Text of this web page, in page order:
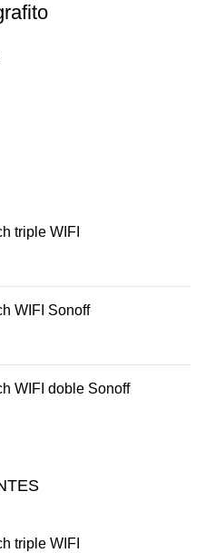
triple WIFI
WIFI Sonoff
WIFI doble Sonoff
triple WIFI